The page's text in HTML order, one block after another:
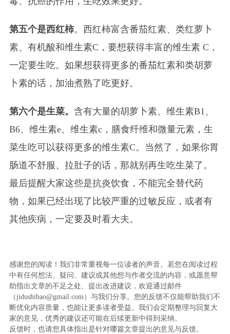
第五个是西红柿。西红柿富含番茄红素、类红萝卜
素、有机酸和维生素C，要想获得丰富的维生素 C，
一定要生吃。如果想获得更多的番茄红素和类胡萝
卜素的话，加油煮熟了吃更好。
第六个是生菜。 含有大量的胡萝卜素、维生素B1、
B6、维生素e、维生素c，膳食纤维和微量元素，生
菜生吃可以获得更多的维生素C。当然了，如果你胃
肠道不舒服、拉肚子的话，那就别再生吃生菜了。
最后提醒大家这些是抗炎饮食，不能完全替代药
物，如果已经出现了比较严重的过敏反应，或者有
其他疾病，一定要及时看大夫。
感谢您的阅读！我们非常重视每一位读者的声音。若您在阅读过程
中有任何想法、疑问、建议或其他想与作者交流的内容，或愿意帮
助指出文章的不足之处、提出改进建议，欢迎通过邮件
（jidushibao@gmail.com）与我们分享。您的反馈不仅能帮助我们不
断优化内容质量，也能让更多读者受益。我们会定期整理与回复大
家的意见，优秀的建议还可能在后续更新中得到采纳。
反馈时，也请您具体指出是针对哪篇文章提出的意见与反馈。